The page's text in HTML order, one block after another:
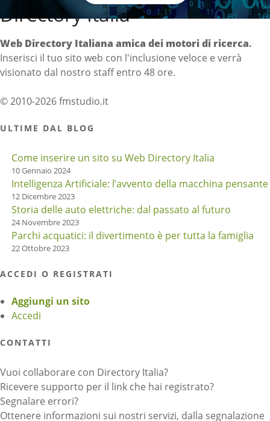
Directory Italia
Web Directory Italiana amica dei motori di ricerca.
Inserisci il tuo sito web con l'inclusione veloce e verrà
visionato dal nostro staff entro 48 ore.
© 2010-2026 fmstudio.it
ULTIME DAL BLOG
Come inserire un sito su Web Directory Italia
10 Gennaio 2024
Intelligenza Artificiale: l’avvento della macchina pensante
12 Dicembre 2023
Storia delle auto elettriche: dal passato al futuro
24 Novembre 2023
Parchi acquatici: il divertimento è per tutta la famiglia
22 Ottobre 2023
ACCEDI O REGISTRATI
Aggiungi un sito
Accedi
CONTATTI
Vuoi collaborare con Directory Italia?
Ricevere supporto per il link che hai registrato?
Segnalare errori?
Ottenere informazioni sui nostri servizi, dalla segnalazione